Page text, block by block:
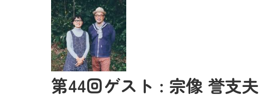
第44回ゲスト : 宗像 誉支